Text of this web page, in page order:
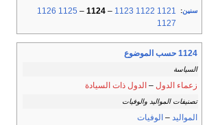
سنين:
1121
1122
1123
–
1124
–
1125
1126
1127
1124 حسب الموضوع
السياسة
زعماء الدول – الدول ذات السيادة
تصنيفات المواليد والوفيات
المواليد – الوفيات